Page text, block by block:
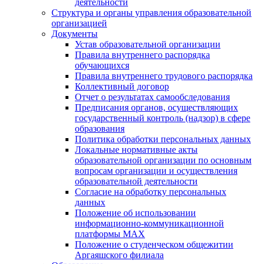
деятельности
Структура и органы управления образовательной
организацией
Документы
Устав образовательной организации
Правила внутреннего распорядка
обучающихся
Правила внутреннего трудового распорядка
Коллективный договор
Отчет о результатах самообследования
Предписания органов, осуществляющих
государственный контроль (надзор) в сфере
образования
Политика обработки персональных данных
Локальные нормативные акты
образовательной организации по основным
вопросам организации и осуществления
образовательной деятельности
Согласие на обработку персональных
данных
Положение об использовании
информационно-коммуникационной
платформы MAX
Положение о студенческом общежитии
Аргаяшского филиала